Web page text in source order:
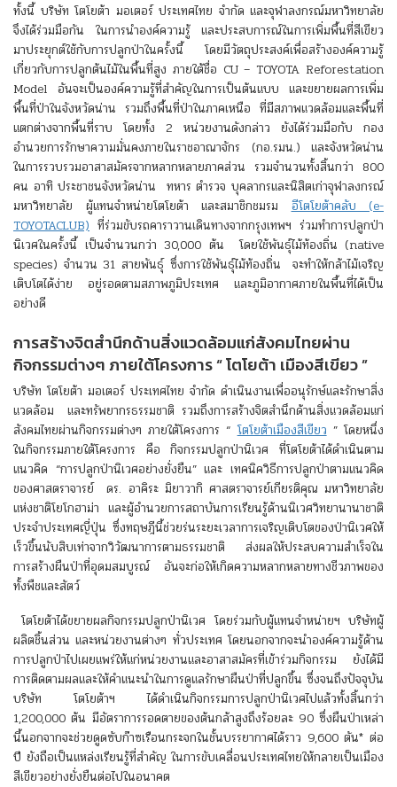
ทั้งนี้ บริษัท โตโยต้า มอเตอร์ ประเทศไทย จำกัด และจุฬาลงกรณ์มหาวิทยาลัย
จึงได้ร่วมมือกัน ในการนำองค์ความรู้ และประสบการณ์ในการเพิ่มพื้นที่สีเขียว
มาประยุกต์ใช้กับการปลูกป่าในครั้งนี้ โดยมีวัตถุประสงค์เพื่อสร้างองค์ความรู้
เกี่ยวกับการปลูกต้นไม้ในพื้นที่สูง ภายใต้ชื่อ CU – TOYOTA Reforestation
Model อันจะเป็นองค์ความรู้ที่สำคัญในการเป็นต้นแบบ และขยายผลการเพิ่ม
พื้นที่ป่าในจังหวัดน่าน รวมถึงพื้นที่ป่าในภาคเหนือ ที่มีสภาพแวดล้อมและพื้นที่
แตกต่างจากพื้นที่ราบ โดยทั้ง 2 หน่วยงานดังกล่าว ยังได้ร่วมมือกับ กอง
อำนวยการรักษาความมั่นคงภายในราชอาณาจักร (กอ.รมน.) และจังหวัดน่าน
ในการรวบรวมอาสาสมัครจากหลากหลายภาคส่วน รวมจำนวนทั้งสิ้นกว่า 800
คน อาทิ ประชาชนจังหวัดน่าน ทหาร ตำรวจ บุคลากรและนิสิตเก่าจุฬาลงกรณ์
มหาวิทยาลัย ผู้แทนจำหน่ายโตโยต้า และสมาชิกชมรม อีโตโยต้าคลับ (e-
TOYOTACLUB) ที่ร่วมขับรถคาราวานเดินทางจากกรุงเทพฯ ร่วมทำการปลูกป่า
นิเวศในครั้งนี้ เป็นจำนวนกว่า 30,000 ต้น โดยใช้พันธุ์ไม้ท้องถิ่น (native
species) จำนวน 31 สายพันธุ์ ซึ่งการใช้พันธุ์ไม้ท้องถิ่น จะทำให้กล้าไม้เจริญ
เติบโตได้ง่าย อยู่รอดตามสภาพภูมิประเทศ และภูมิอากาศภายในพื้นที่ได้เป็น
อย่างดี
การสร้างจิตสำนึกด้านสิ่งแวดล้อมแก่สังคมไทยผ่าน
กิจกรรมต่างๆ ภายใต้โครงการ “ โตโยต้า เมืองสีเขียว ”
บริษัท โตโยต้า มอเตอร์ ประเทศไทย จำกัด ดำเนินงานเพื่ออนุรักษ์และรักษาสิ่ง
แวดล้อม และทรัพยากรธรรมชาติ รวมถึงการสร้างจิตสำนึกด้านสิ่งแวดล้อมแก่
สังคมไทยผ่านกิจกรรมต่างๆ ภายใต้โครงการ “โตโยต้าเมืองสีเขียว ” โดยหนึ่ง
ในกิจกรรมภายใต้โครงการ คือ กิจกรรมปลูกป่านิเวศ ที่โตโยต้าได้ดำเนินตาม
แนวคิด “การปลูกป่านิเวศอย่างยั่งยืน” และ เทคนิควิธีการปลูกป่าตามแนวคิด
ของศาสตราจารย์ ดร. อาคิระ มิยาวากิ ศาสตราจารย์เกียรติคุณ มหาวิทยาลัย
แห่งชาติโยโกฮาม่า และผู้อำนวยการสถาบันการเรียนรู้ด้านนิเวศวิทยานานาชาติ
ประจำประเทศญี่ปุ่น ซึ่งทฤษฎีนี้ช่วยร่นระยะเวลาการเจริญเติบโตของป่านิเวศให้
เร็วขึ้นนับสิบเท่าจากวิวัฒนาการตามธรรมชาติ ส่งผลให้ประสบความสำเร็จใน
การสร้างผืนป่าที่อุดมสมบูรณ์ อันจะก่อให้เกิดความหลากหลายทางชีวภาพของ
ทั้งพืชและสัตว์
โตโยต้าได้ขยายผลกิจกรรมปลูกป่านิเวศ โดยร่วมกับผู้แทนจำหน่ายฯ บริษัทผู้
ผลิตชิ้นส่วน และหน่วยงานต่างๆ ทั่วประเทศ โดยนอกจากจะนำองค์ความรู้ด้าน
การปลูกป่าไปเผยแพร่ให้แก่หน่วยงานและอาสาสมัครที่เข้าร่วมกิจกรรม ยังได้มี
การติดตามผลและให้คำแนะนำในการดูแลรักษาผืนป่าที่ปลูกขึ้น ซึ่งจนถึงปัจจุบัน
บริษัท โตโยต้าฯ ได้ดำเนินกิจกรรมการปลูกป่านิเวศไปแล้วทั้งสิ้นกว่า
1,200,000 ต้น มีอัตราการรอดตายของต้นกล้าสูงถึงร้อยละ 90 ซึ่งผืนป่าเหล่า
นี้นอกจากจะช่วยดูดซับก๊าซเรือนกระจกในชั้นบรรยากาศได้ราว 9,600 ตัน* ต่อ
ปี ยังถือเป็นแหล่งเรียนรู้ที่สำคัญ ในการขับเคลื่อนประเทศไทยให้กลายเป็นเมือง
สีเขียวอย่างยั่งยืนต่อไปในอนาคต